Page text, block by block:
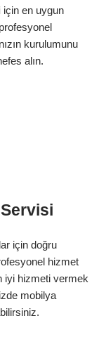
için en uygun
kurulumunu
alın.
için doğru
hizmet
iyi hizmeti vermek
mobilya